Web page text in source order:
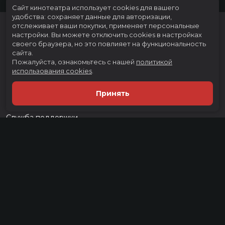
Расписание
Скоро в кино
Новости и акции
Служба поддержки
Сайт кинотеатра использует cookies для вашего
удобства: сохраняет данные для авторизации,
отслеживает ваши покупки, применяет персональные
настройки. Вы можете отключить cookies в настройках
своего браузера, но это повлияет на функциональность
сайта.
Пожалуйста, ознакомьтесь с нашей политикой
использования cookies
Принять